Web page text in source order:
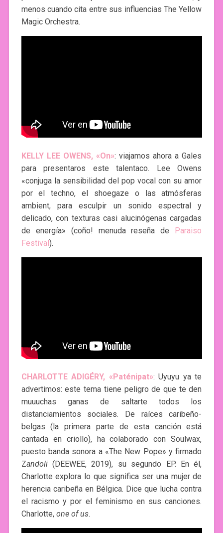
menos cuando cita entre sus influencias The Yellow
Magic Orchestra.
KELLY LEE OWENS, «On»: viajamos ahora a Gales
para presentaros este talentaco. Lee Owens
«conjuga la sensibilidad del pop vocal con su amor
por el techno, el shoegaze o las atmósferas
ambient, para esculpir un sonido espectral y
delicado, con texturas casi alucinógenas cargadas
de energía» (coño! menuda reseña de Paraiso
Festival).
CHARLOTTE ADIGÉRY, «Paténipat»: Uyuyu ya te
advertimos: este tema tiene peligro de que te den
muuuchas ganas de saltarte todos los
distanciamientos sociales. De raíces caribeño-
belgas (la primera parte de esta canción está
cantada en criollo), ha colaborado con Soulwax,
puesto banda sonora a «The New Pope» y firmado
Zandoli(DEEWEE, 2019), su segundo EP. En él,
Charlotte explora lo que significa ser una mujer de
herencia caribeña en Bélgica. Dice que lucha contra
el racismo y por el feminismo en sus canciones.
Charlotte,one of us.